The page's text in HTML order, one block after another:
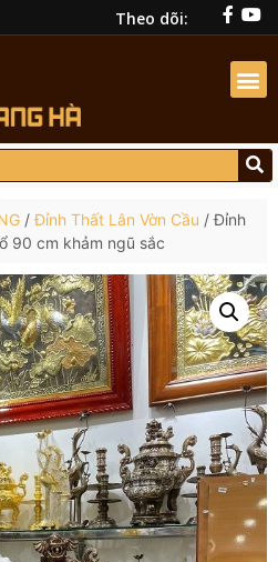
Theo dõi:
/Đỉnh Thất Lân Vờn Cầu / Đỉnh
90 cm khảm ngũ sắc